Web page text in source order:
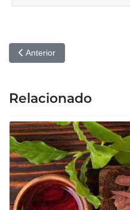
Artículo anterior: Mercado
Anterior
Relacionado